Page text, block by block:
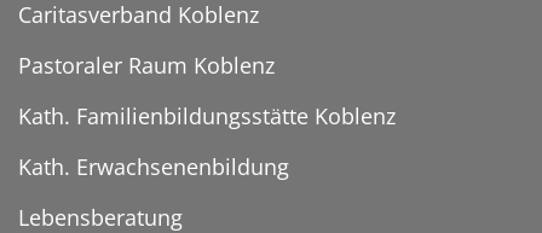
Caritasverband Koblenz
Pastoraler Raum Koblenz
Kath. Familienbildungsstätte Koblenz
Kath. Erwachsenenbildung
Lebensberatung